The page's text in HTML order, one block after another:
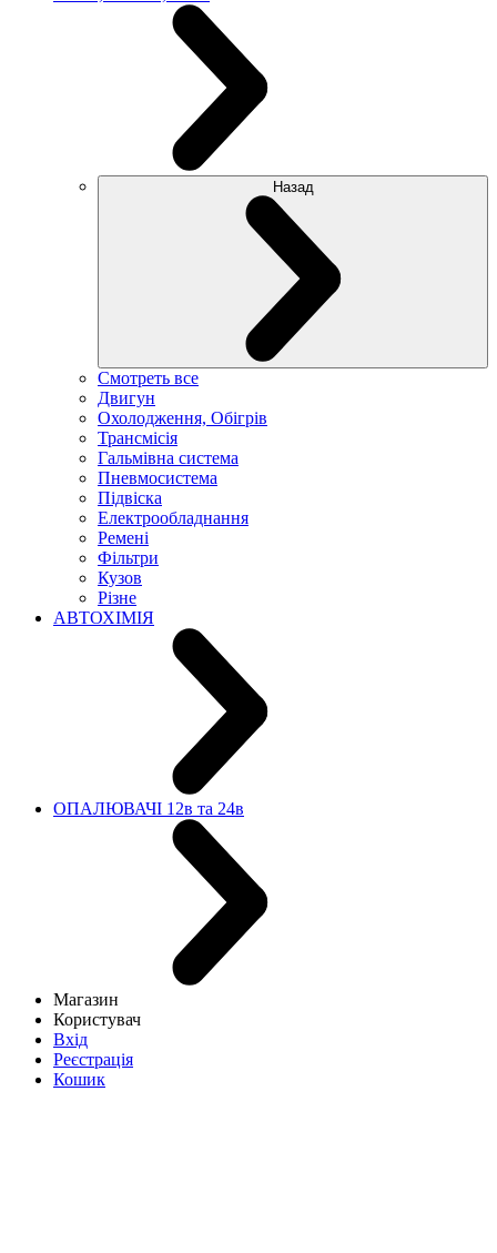
Назад
Смотреть все
Двигун
Охолодження, Обігрів
Трансмісія
Гальмівна система
Пневмосистема
Підвіска
Електрообладнання
Ремені
Фільтри
Кузов
Різне
АВТОХІМІЯ
ОПАЛЮВАЧІ 12в та 24в
Магазин
Користувач
Вхід
Реєстрація
Кошик